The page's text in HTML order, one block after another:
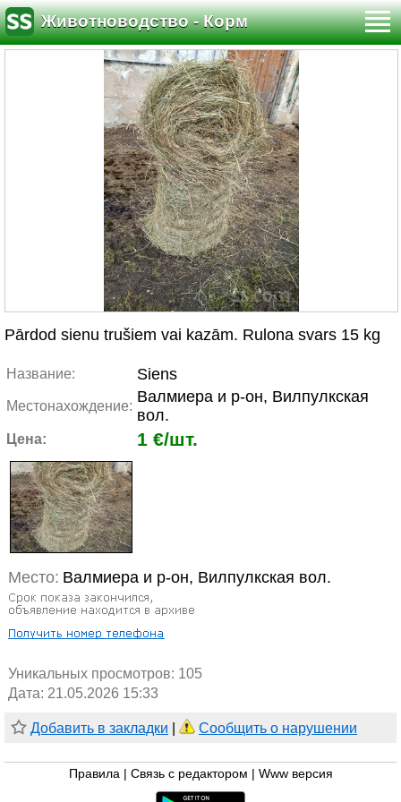
Животноводство - Корм
Pārdod sienu trušiem vai kazām. Rulona svars 15 kg
Название: Siens
Местонахождение:
Валмиера и р-он, Вилпулкская
вол.
Цена: 1 €/шт.
Место: Валмиера и р-он, Вилпулкская вол.
Уникальных просмотров: 105
Дата: 21.05.2026 15:33
Добавить в закладки Сообщить о нарушении
Правила Связь с редактором Www версия